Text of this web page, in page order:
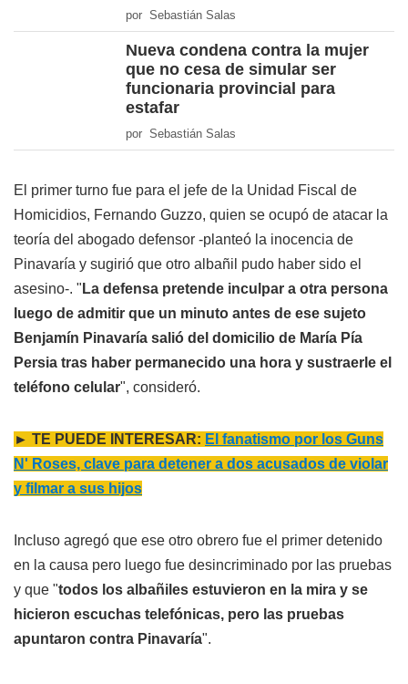
por Sebastián Salas
Nueva condena contra la mujer
que no cesa de simular ser
funcionaria provincial para
estafar
por Sebastián Salas
El primer turno fue para el jefe de la Unidad Fiscal de
Homicidios, Fernando Guzzo, quien se ocupó de atacar la
teoría del abogado defensor -planteó la inocencia de
Pinavaría y sugirió que otro albañil pudo haber sido el
asesino-. " La defensa pretende inculpar a otra persona
luego de admitir que un minuto antes de ese sujeto
Benjamín Pinavaría salió del domicilio de María Pía
Persia tras haber permanecido una hora y sustraerle el
teléfono celular", consideró.
► TE PUEDE INTERESAR: El fanatismo por los Guns
N' Roses, clave para detener a dos acusados de violar
y filmar a sus hijos
Incluso agregó que ese otro obrero fue el primer detenido
en la causa pero luego fue desincriminado por las pruebas
y que "todos los albañiles estuvieron en la mira y se
hicieron escuchas telefónicas, pero las pruebas
apuntaron contra Pinavaría".